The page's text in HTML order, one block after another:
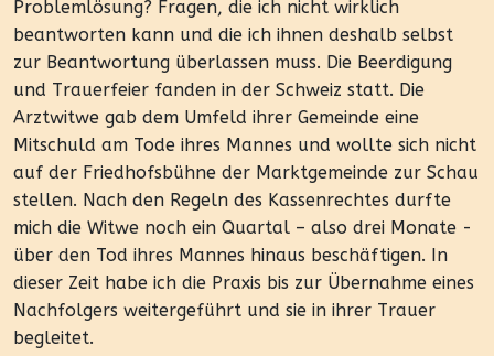
Problemlösung? Fragen, die ich nicht wirklich
beantworten kann und die ich ihnen deshalb selbst
zur Beantwortung überlassen muss. Die Beerdigung
und Trauerfeier fanden in der Schweiz statt. Die
Arztwitwe gab dem Umfeld ihrer Gemeinde eine
Mitschuld am Tode ihres Mannes und wollte sich nicht
auf der Friedhofsbühne der Marktgemeinde zur Schau
stellen. Nach den Regeln des Kassenrechtes durfte
mich die Witwe noch ein Quartal – also drei Monate -
über den Tod ihres Mannes hinaus beschäftigen. In
dieser Zeit habe ich die Praxis bis zur Übernahme eines
Nachfolgers weitergeführt und sie in ihrer Trauer
begleitet.